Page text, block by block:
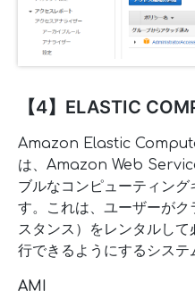
【4】ELASTIC
Amazon Elastic
は、Amazon Web
ブルなコンピューティング
す。これは、ユーザーが
スタンス）をレンタルし
行できるようにするシステ
AMI